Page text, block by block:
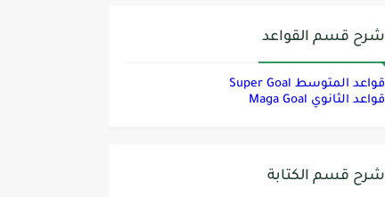
شرح قسم القواعد
قواعد المتوسط Super Goal
قواعد الثانوي Maga Goal
شرح قسم الكتابة